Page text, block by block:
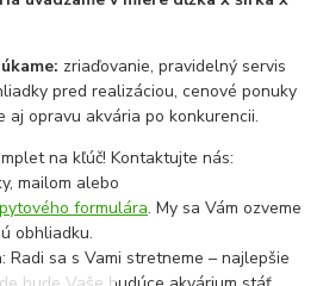
zriaďovanie, pravidelný servis
pred realizáciou, cenové ponuky
aj opravu akvária po konkurencii.
na kľúč! Kontaktujte nás:
mailom alebo
formulára. My sa Vám ozveme
obhliadku.
Radi sa s Vami stretneme – najlepšie